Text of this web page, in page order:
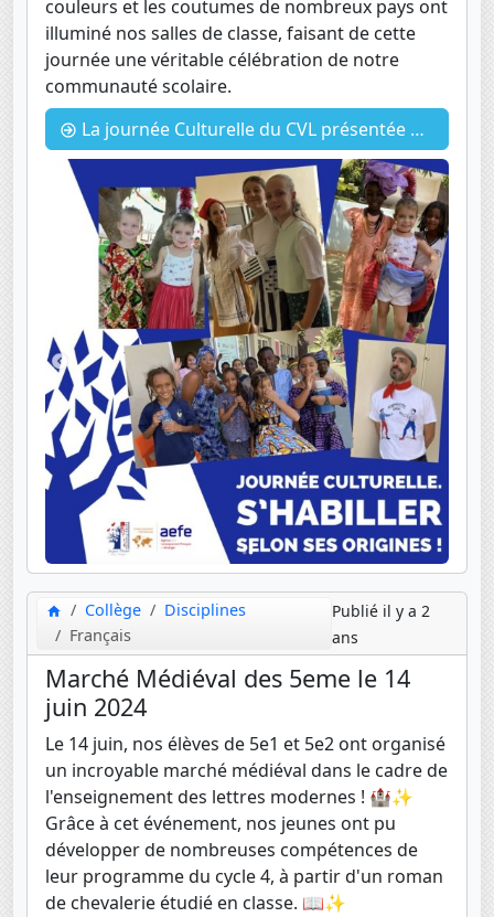
couleurs et les coutumes de nombreux pays ont
illuminé nos salles de classe, faisant de cette
journée une véritable célébration de notre
communauté scolaire.
La journée Culturelle du CVL présentée par les élèves de FLE
Collège
Disciplines
Français
Publié il y a 2
ans
Marché Médiéval des 5eme le 14
juin 2024
Le 14 juin, nos élèves de 5e1 et 5e2 ont organisé
un incroyable marché médiéval dans le cadre de
l'enseignement des lettres modernes ! 🏰✨
Grâce à cet événement, nos jeunes ont pu
développer de nombreuses compétences de
leur programme du cycle 4, à partir d'un roman
de chevalerie étudié en classe. 📖✨